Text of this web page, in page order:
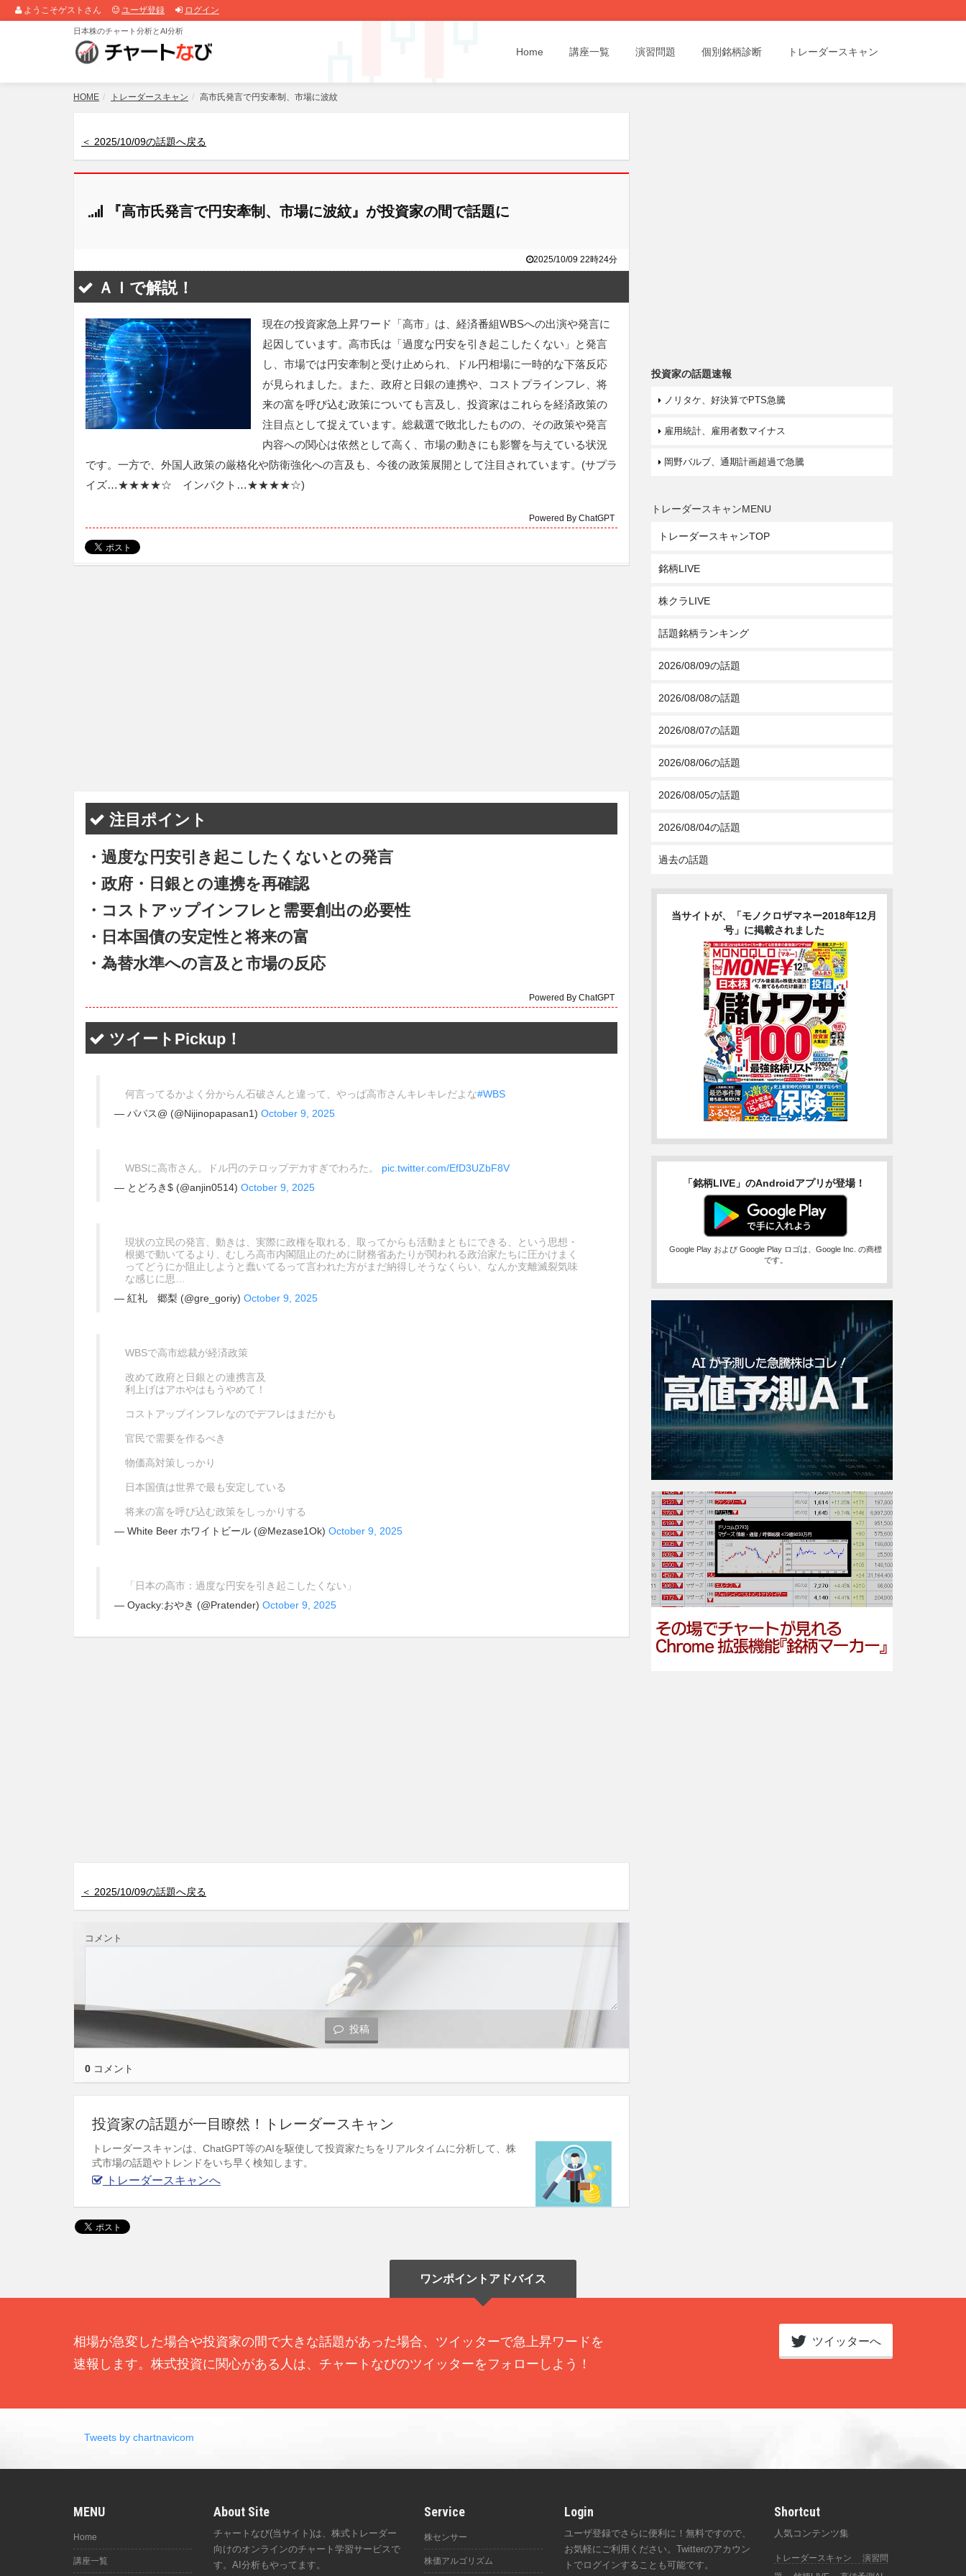
ようこそゲストさん ユーザ登録 ログイン
日本株のチャート分析とAI分析
Home 講座一覧 演習問題 個別銘柄診断 トレーダースキャン
HOME トレーダースキャン 高市氏発言で円安牽制、市場に波紋
＜ 2025/10/09の話題へ戻る
『高市氏発言で円安牽制、市場に波紋』が投資家の間で話題に
2025/10/09 22時24分
ＡＩで解説！
現在の投資家急上昇ワード「高市」は、経済番組WBSへの出演や発言に
起因しています。高市氏は「過度な円安を引き起こしたくない」と発言
し、市場では円安牽制と受け止められ、ドル円相場に一時的な下落反応
が見られました。また、政府と日銀の連携や、コストプラインフレ、将
来の富を呼び込む政策についても言及し、投資家はこれらを経済政策の
注目点として捉えています。総裁選で敗北したものの、その政策や発言
内容への関心は依然として高く、市場の動きにも影響を与えている状況
です。一方で、外国人政策の厳格化や防衛強化への言及も、今後の政策展開として注目されています。(サプラ
イズ…★★★★☆ インパクト…★★★★☆)
Powered By ChatGPT
注目ポイント
・過度な円安引き起こしたくないとの発言
・政府・日銀との連携を再確認
・コストアップインフレと需要創出の必要性
・日本国債の安定性と将来の富
・為替水準への言及と市場の反応
Powered By ChatGPT
ツイートPickup！
何言ってるかよく分からん石破さんと違って、やっぱ高市さんキレキレだよな#WBS
— パパス@ (@Nijinopapasan1) October 9, 2025
WBSに高市さん。ドル円のテロップデカすぎでわろた。 pic.twitter.com/EfD3UZbF8V
— とどろき$ (@anjin0514) October 9, 2025
現状の立民の発言、動きは、実際に政権を取れる、取ってからも活動まともにできる、という思想・
根拠で動いてるより、むしろ高市内閣阻止のために財務省あたりが関われる政治家たちに圧かけまく
ってどうにか阻止しようと蠢いてるって言われた方がまだ納得しそうなくらい、なんか支離滅裂気味
な感じに思…
— 紅礼 郷梨 (@gre_goriy) October 9, 2025
WBSで高市総裁が経済政策
改めて政府と日銀との連携言及
利上げはアホやはもうやめて！
コストアップインフレなのでデフレはまだかも
官民で需要を作るべき
物価高対策しっかり
日本国債は世界で最も安定している
将来の富を呼び込む政策をしっかりする
— White Beer ホワイトビール (@Mezase1Ok) October 9, 2025
「日本の高市：過度な円安を引き起こしたくない」
— Oyacky:おやき (@Pratender) October 9, 2025
＜ 2025/10/09の話題へ戻る
コメント
投稿
0 コメント
投資家の話題が一目瞭然！トレーダースキャン
トレーダースキャンは、ChatGPT等のAIを駆使して投資家たちをリアルタイムに分析して、株
式市場の話題やトレンドをいち早く検知します。
トレーダースキャンへ
投資家の話題速報
ノリタケ、好決算でPTS急騰
雇用統計、雇用者数マイナス
岡野バルブ、通期計画超過で急騰
トレーダースキャンMENU
トレーダースキャンTOP
銘柄LIVE
株クラLIVE
話題銘柄ランキング
2026/08/09の話題
2026/08/08の話題
2026/08/07の話題
2026/08/06の話題
2026/08/05の話題
2026/08/04の話題
過去の話題
当サイトが、「モノクロザマネー2018年12月
号」に掲載されました
「銘柄LIVE」のAndroidアプリが登場！
Google Play および Google Play ロゴは、Google Inc. の商標
です。
ワンポイントアドバイス
相場が急変した場合や投資家の間で大きな話題があった場合、ツイッターで急上昇ワードを
速報します。株式投資に関心がある人は、チャートなびのツイッターをフォローしよう！
ツイッターへ
Tweets by chartnavicom
MENU
Home
講座一覧
About Site
チャートなび(当サイト)は、株式トレーダー
向けのオンラインのチャート学習サービスで
す。AI分析もやってます。
Service
株センサー
株価アルゴリズム
Login
ユーザ登録でさらに便利に！無料ですので、
お気軽にご利用ください。Twitterのアカウン
トでログインすることも可能です。
Shortcut
人気コンテンツ集
トレーダースキャン
演習問